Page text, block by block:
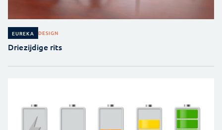
EUREKA DESIGN
Driezijdige rits